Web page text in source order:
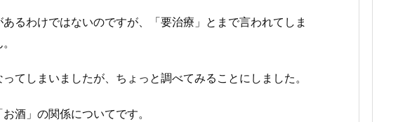
るわけではないのですが、「要治療」とまで言われてしま
てしまいましたが、ちょっと調べてみることにしました。
酒」の関係についてです。